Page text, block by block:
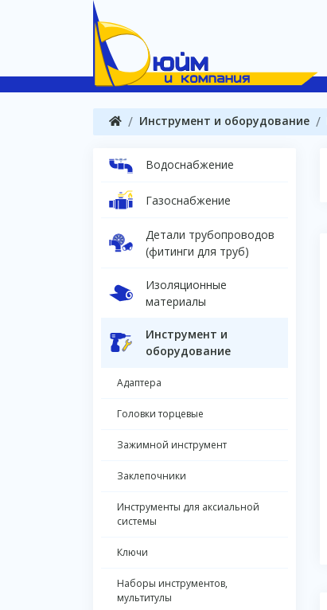
Инструмент и оборудование
Водоснабжение
Газоснабжение
Детали трубопроводов
(фитинги для труб)
Изоляционные
материалы
Инструмент и
оборудование
Адаптера
Головки торцевые
Зажимной инструмент
Заклепочники
Инструменты для аксиальной
системы
Ключи
Наборы инструментов,
мультитулы